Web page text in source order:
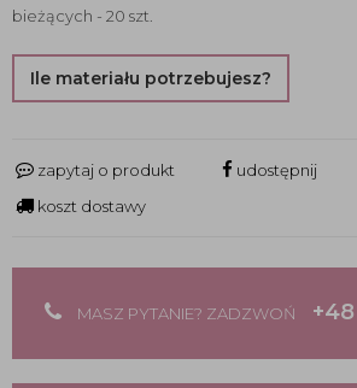
bieżących - 20 szt.
Ile materiału potrzebujesz?
zapytaj o produkt udostępnij
koszt dostawy
MASZ PYTANIE? ZADZWOŃ